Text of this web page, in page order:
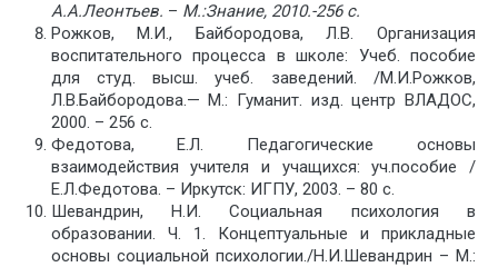
А.А.Леонтьев. – М.:Знание, 2010.-256 с.
Рожков, М.И., Байбородова, Л.В. Организация
воспитательного процесса в школе: Учеб. пособие
для студ. высш. учеб. заведений. /М.И.Рожков,
Л.В.Байбородова.— М.: Гуманит. изд. центр ВЛАДОС,
2000. – 256 с.
Федотова, Е.Л. Педагогические основы
взаимодействия учителя и учащихся: уч.пособие /
Е.Л.Федотова. – Иркутск: ИГПУ, 2003. – 80 с.
Шевандрин, Н.И. Социальная психология в
образовании. Ч. 1. Концептуальные и прикладные
основы социальной психологии./Н.И.Шевандрин – М.: